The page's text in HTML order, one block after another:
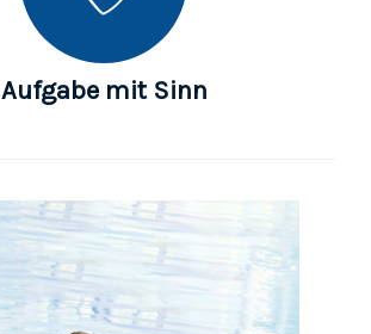
Aufgabe mit Sinn